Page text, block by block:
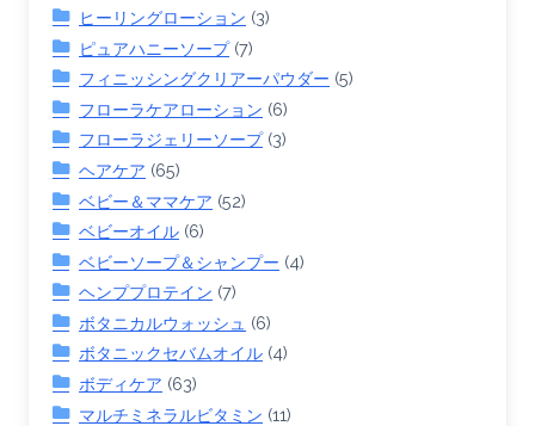
ヒーリングローション (3)
ピュアハニーソープ(7)
フィニッシングクリアーパウダー (5)
フローラケアローション (6)
フローラジェリーソープ(3)
ヘアケア (65)
ベビー＆ママケア (52)
ベビーオイル (6)
ベビーソープ＆シャンプー (4)
ヘンププロテイン (7)
ボタニカルウォッシュ (6)
ボタニックセバムオイル (4)
ボディケア (63)
マルチミネラルビタミン (11)